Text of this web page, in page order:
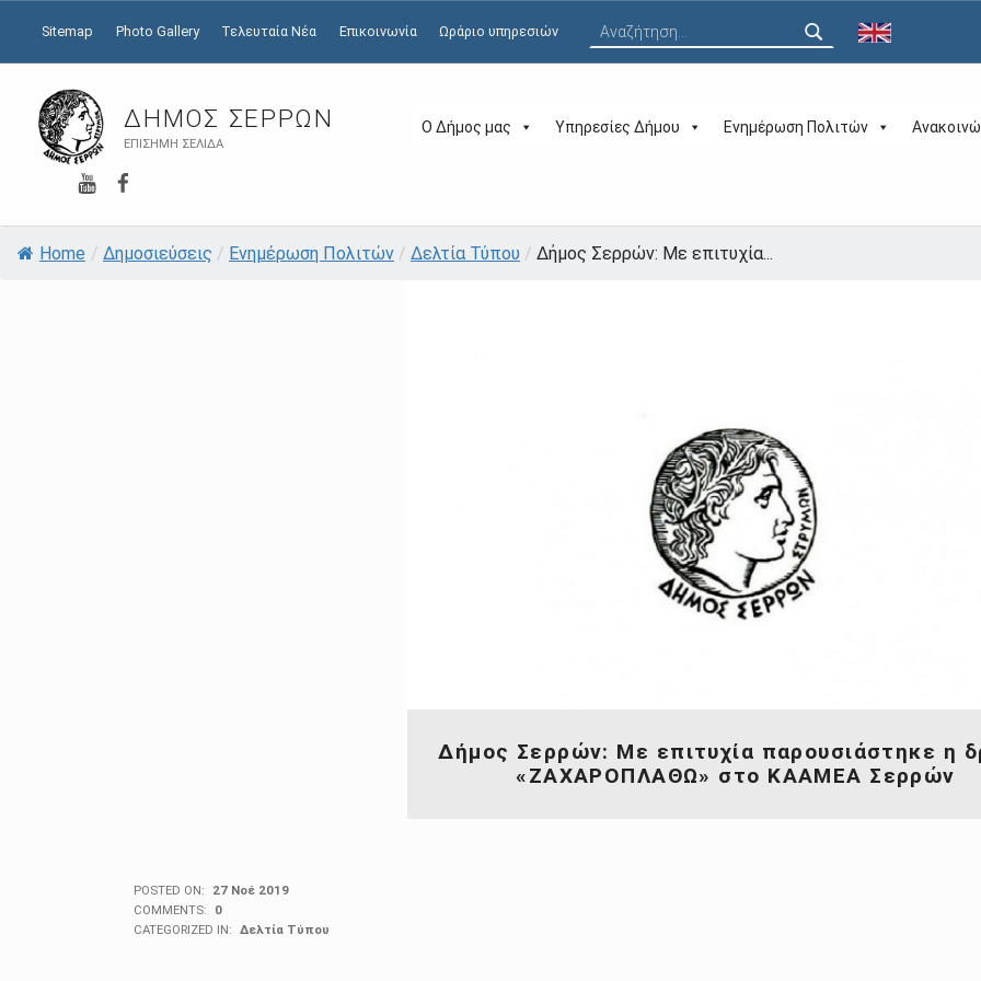
ΔΉΜΟΣ ΣΕΡΡΏΝ
ΕΠΊΣΗΜΗ ΣΕΛΊΔΑ
Ο Δήμος μας Υπηρεσίες Δήμου Ενημέρωση Πολιτών
YouTube
Sitemap Photo Gallery Τελευταία Νέα Επικοινωνία Ωράριο υπηρεσιών
Home / Δημοσιεύσεις / Ενημέρωση Πολιτών / Δελτία Τύπου / Δήμος Σερρών: Με επιτυχία...
Δήμος Σερρών: Με επιτυχία παρουσιάστηκε η
«ΖΑΧΑΡΟΠΛΑΘΩ» στο ΚΑΑΜΕΑ Σερρών
POSTED ON:
27 Νοέ 2019
COMMENTS:
0
CATEGORIZED IN: Δελτία Τύπου